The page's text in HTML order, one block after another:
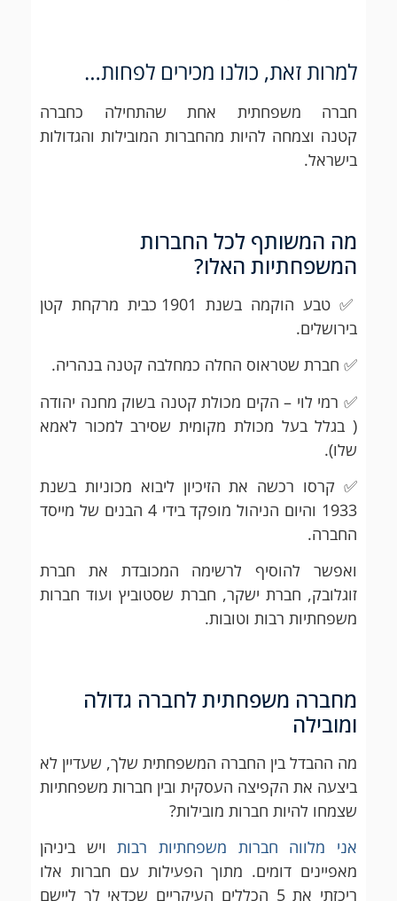
למרות זאת, כולנו מכירים לפחות…
חברה משפחתית אחת שהתחילה כחברה
קטנה וצמחה להיות מהחברות המובילות והגדולות
בישראל.
מה המשותף לכל החברות
המשפחתיות האלו?
✅ טבע הוקמה בשנת 1901 כבית מרקחת קטן
בירושלים.
✅ חברת שטראוס החלה כמחלבה קטנה בנהריה.
✅ רמי לוי – הקים מכולת קטנה בשוק מחנה יהודה
( בגלל בעל מכולת מקומית שסירב למכור לאמא
שלו).
✅ קרסו רכשה את הזיכיון ליבוא מכוניות בשנת
1933 והיום הניהול מופקד בידי 4 הבנים של מייסד
החברה.
ואפשר להוסיף לרשימה המכובדת את חברת
זוגלובק, חברת ישקר, חברת שסטוביץ ועוד חברות
משפחתיות רבות וטובות.
מחברה משפחתית לחברה גדולה
ומובילה
מה ההבדל בין החברה המשפחתית שלך, שעדיין לא
ביצעה את הקפיצה העסקית ובין חברות משפחתיות
שצמחו להיות חברות מובילות?
אני מלווה חברות משפחתיות רבותויש ביניהן
מאפיינים דומים. מתוך הפעילות עם חברות אלו
ריכזתי את 5 הכללים העיקריים שכדאי לך ליישם